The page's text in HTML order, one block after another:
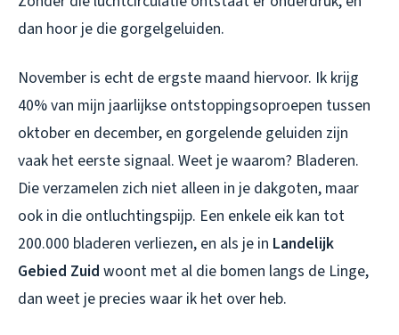
dan hoor je die gorgelgeluiden.
November is echt de ergste maand hiervoor. Ik krijg
40% van mijn jaarlijkse ontstoppingsoproepen tussen
oktober en december, en gorgelende geluiden zijn
vaak het eerste signaal. Weet je waarom? Bladeren.
Die verzamelen zich niet alleen in je dakgoten, maar
ook in die ontluchtingspijp. Een enkele eik kan tot
200.000 bladeren verliezen, en als je in Landelijk
Gebied Zuid woont met al die bomen langs de Linge,
dan weet je precies waar ik het over heb.